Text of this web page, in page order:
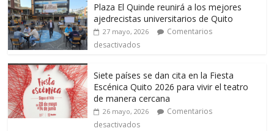
Plaza El Quinde reunirá a los mejores
ajedrecistas universitarios de Quito
27 mayo, 2026
Comentarios
desactivados
Siete países se dan cita en la Fiesta
Escénica Quito 2026 para vivir el teatro
de manera cercana
26 mayo, 2026
Comentarios
desactivados